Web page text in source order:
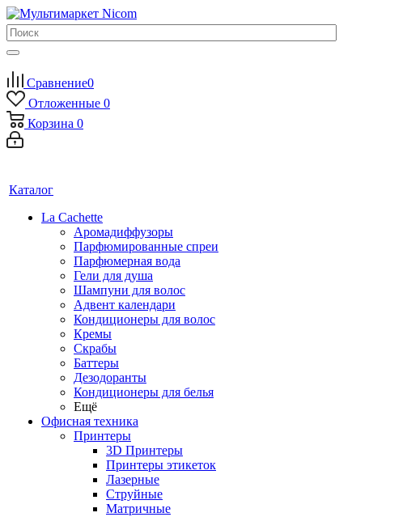
Сравнение0
Отложенные 0
Корзина 0
Каталог
La Cachette
Аромадиффузоры
Парфюмированные спреи
Парфюмерная вода
Гели для душа
Шампуни для волос
Адвент календари
Кондиционеры для волос
Кремы
Скрабы
Баттеры
Дезодоранты
Кондиционеры для белья
Ещё
Офисная техника
Принтеры
3D Принтеры
Принтеры этикеток
Лазерные
Струйные
Матричные